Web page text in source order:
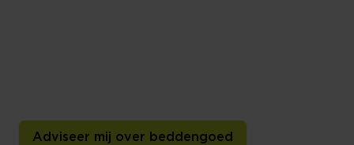
Adviseer mij over beddengoed